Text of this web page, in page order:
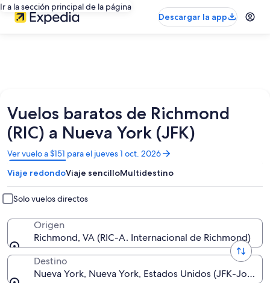
Ir a la sección principal de la página
Descargar la app
Vuelos baratos de Richmond
(RIC) a Nueva York (JFK)
Ver vuelo a $151 para el jueves 1 oct. 2026
Se
abrirá
en
una
nueva
ventana
Viaje redondoViaje sencilloMultidestino
Solo vuelos directos
Origen
Richmond, VA (RIC-A. Internacional de Richmond)
Destino
Nueva York, Nueva York, Estados Unidos (JFK-John